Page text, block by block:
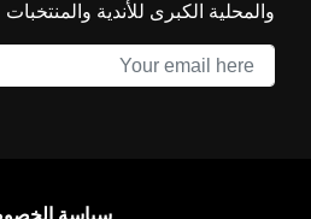
والمحلية الكبرى للأندية والمنتخبات